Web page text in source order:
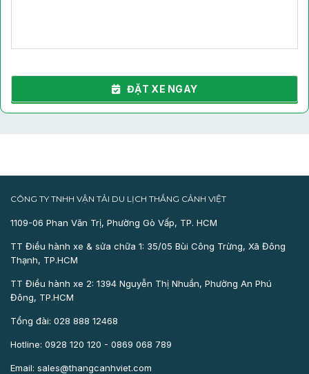
ĐẶT XE NGAY
CÔNG TY TNHH VẬN TẢI DU LỊCH THẮNG CẢNH VIỆT
1109-06 Phan Văn Trị, Phường Gò Vấp, TP. HCM
TT Điều hành xe & sửa chữa 1: 35/05 Bùi Công Trừng, Xã Đông
Thạnh, TP.HCM
TT Điều hành xe 2: 1394 Nguyễn Thị Nhuần, Phường An Phú
Đông, TP.HCM
Tổng đài: 028 888 12468
Hotline: 0928 120 120 - 0869 068 789
Email: sales@thangcanhviet.com